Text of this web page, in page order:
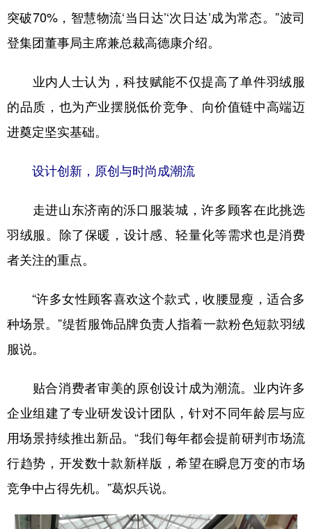
突破70%，智慧物流‘当日达’‘次日达’成为常态。”波司
登集团董事局主席兼总裁高德康介绍。
业内人士认为，科技赋能不仅提高了单件羽绒服
的品质，也为产业摆脱低价竞争、向价值链中高端迈
进奠定坚实基础。
设计创新，原创与时尚成潮流
走进山东济南的泺口服装城，许多顾客在此挑选
羽绒服。除了保暖，设计感、轻量化等需求也是消费
者关注的重点。
“许多女性顾客喜欢这个款式，收腰显瘦，适合多
种场景。”缇哲服饰品牌负责人指着一款粉色短款羽绒
服说。
贴合消费者审美的原创设计成为潮流。业内许多
企业组建了专业研发设计团队，针对不同年龄层与应
用场景持续推出新品。“我们每年都会提前研判市场流
行趋势，开发数十款新样版，希望在瞬息万变的市场
竞争中占得先机。”葛炽兵说。